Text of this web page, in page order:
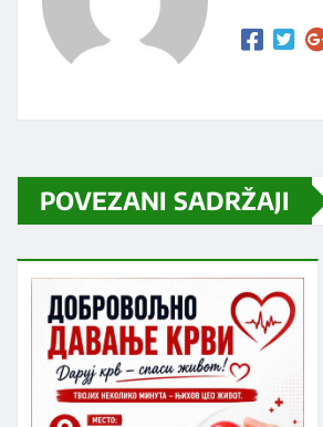
POVEZANI SADRŽAJI